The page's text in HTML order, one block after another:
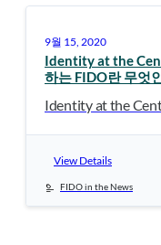
9월 15, 2020
Identity at the
하는 FIDO란 무엇
Identity at the
View Details
FIDO in the News